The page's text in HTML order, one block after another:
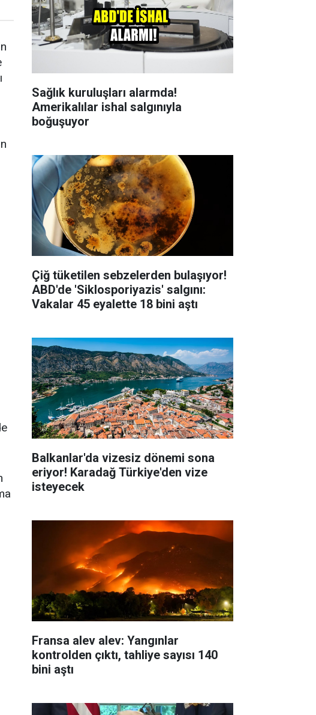
Sağlık kuruluşları alarmda!
Amerikalılar ishal salgınıyla
boğuşuyor
Çiğ tüketilen sebzelerden bulaşıyor!
ABD'de 'Siklosporiyazis' salgını:
Vakalar 45 eyalette 18 bini aştı
Balkanlar'da vizesiz dönemi sona
eriyor! Karadağ Türkiye'den vize
isteyecek
Fransa alev alev: Yangınlar
kontrolden çıktı, tahliye sayısı 140
bini aştı